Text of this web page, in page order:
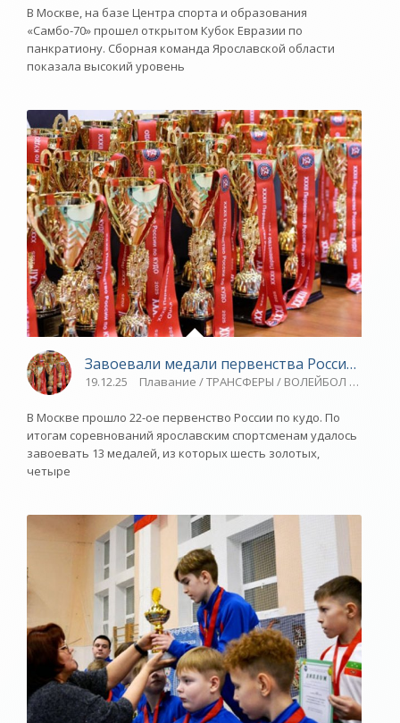
В Москве, на базе Центра спорта и образования
«Самбо-70» прошел открытом Кубок Евразии по
панкратиону. Сборная команда Ярославской области
показала высокий уровень
Завоевали медали первенства России -
19.12.25 Плавание / ТРАНСФЕРЫ / ВОЛЕЙБОЛ / Видео
В Москве прошло 22-ое первенство России по кудо. По
итогам соревнований ярославским спортсменам удалось
завоевать 13 медалей, из которых шесть золотых,
четыре